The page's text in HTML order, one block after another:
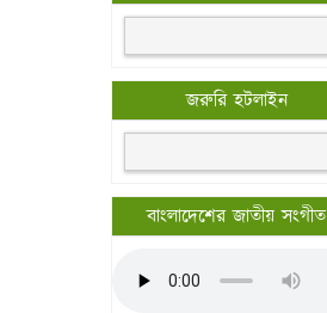
জরুরি হটলাইন
বাংলাদেশের জাতীয় সংগীত